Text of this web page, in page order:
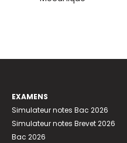
EXAMENS
Simulateur notes Bac 2026
Simulateur notes Brevet 2026
Bac 2026